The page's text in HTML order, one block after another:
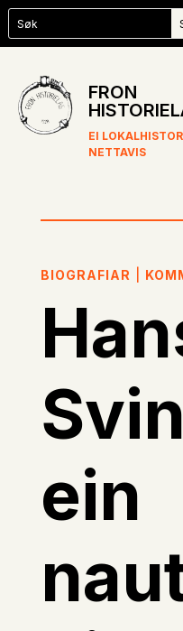
FRON
EI
NETTAVIS
BIOGRAFIAR
ein